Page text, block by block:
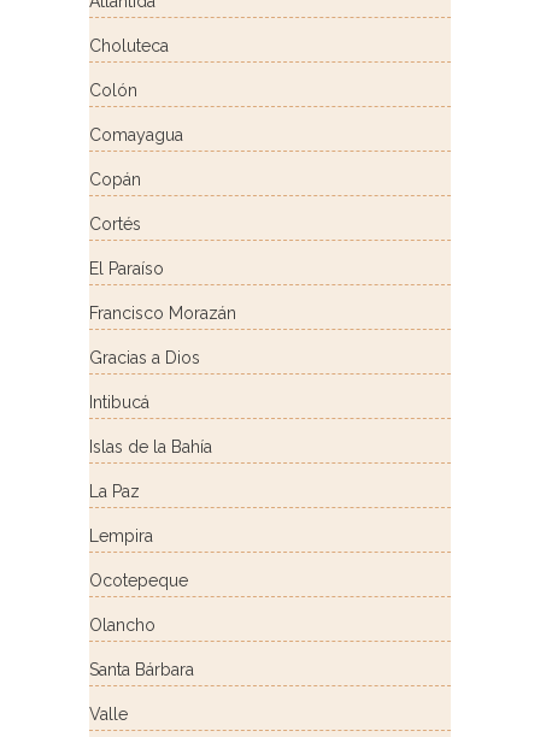
Choluteca
Colón
Comayagua
Copán
Cortés
El Paraíso
Francisco Morazán
Gracias a Dios
Intibucá
Islas de la Bahía
La Paz
Lempira
Ocotepeque
Olancho
Santa Bárbara
Valle